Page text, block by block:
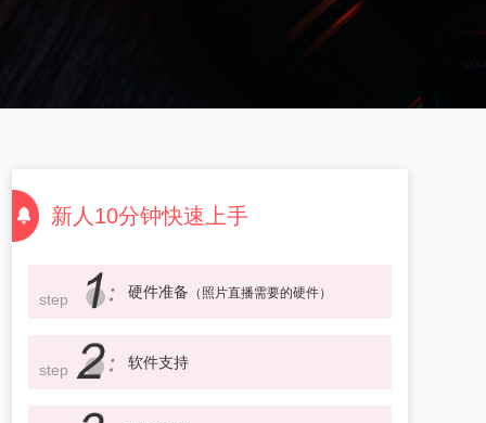
新人10分钟快速上手
step 硬件准备 （照片直播需要的硬件）
step 软件支持